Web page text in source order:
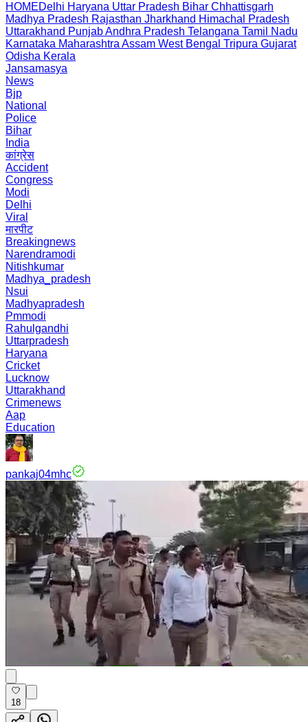
HOMEDelhi Haryana Uttar Pradesh Bihar Chhattisgarh
Madhya Pradesh Rajasthan Jharkhand Himachal Pradesh
Uttarakhand PunjabAndhra Pradesh Telangana Tamil Nadu
Karnataka Maharashtra Assam West Bengal Tripura Gujarat
Odisha Kerala
Jansamasya
News
Bjp
National
Police
Bihar
India
कांग्रेस
Accident
Congress
Modi
Delhi
Viral
मारपीट
Breakingnews
Narendramodi
Nitishkumar
Madhya_pradesh
Nsui
Madhyapradesh
Pmmodi
Rahulgandhi
Uttarpradesh
Haryana
Cricket
Lucknow
Uttarakhand
Crimenews
Aap
Education
pankaj04mhc
18